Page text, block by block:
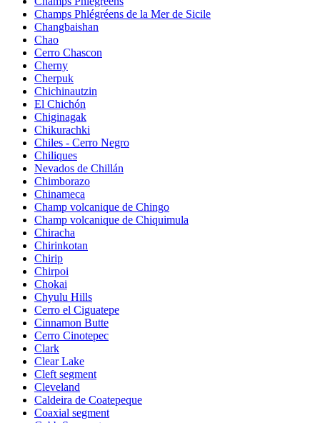
Champs Phlégréens de la Mer de Sicile
Changbaishan
Chao
Cerro Chascon
Cherny
Cherpuk
Chichinautzin
El Chichón
Chiginagak
Chikurachki
Chiles - Cerro Negro
Chiliques
Nevados de Chillán
Chimborazo
Chinameca
Champ volcanique de Chingo
Champ volcanique de Chiquimula
Chiracha
Chirinkotan
Chirip
Chirpoi
Chokai
Chyulu Hills
Cerro el Ciguatepe
Cinnamon Butte
Cerro Cinotepec
Clark
Clear Lake
Cleft segment
Cleveland
Caldeira de Coatepeque
Coaxial segment